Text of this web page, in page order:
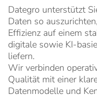
Dategro unterstützt
Daten so
Effizienz auf einem
digitale sowie KI-
liefern.
Wir verbinden
Qualität mit einer
Datenmodelle und